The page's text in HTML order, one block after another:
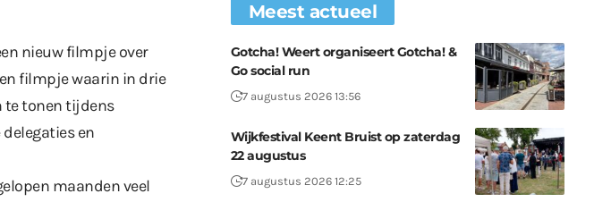
nieuw filmpje over
filmpje waarin in drie
te tonen tijdens
en
maanden veel
Meest actueel
Gotcha! Weert organiseert Gotcha! &
Go social run
7 augustus 2026 13:56
Wijkfestival Keent Bruist op zaterdag
22 augustus
7 augustus 2026 12:25